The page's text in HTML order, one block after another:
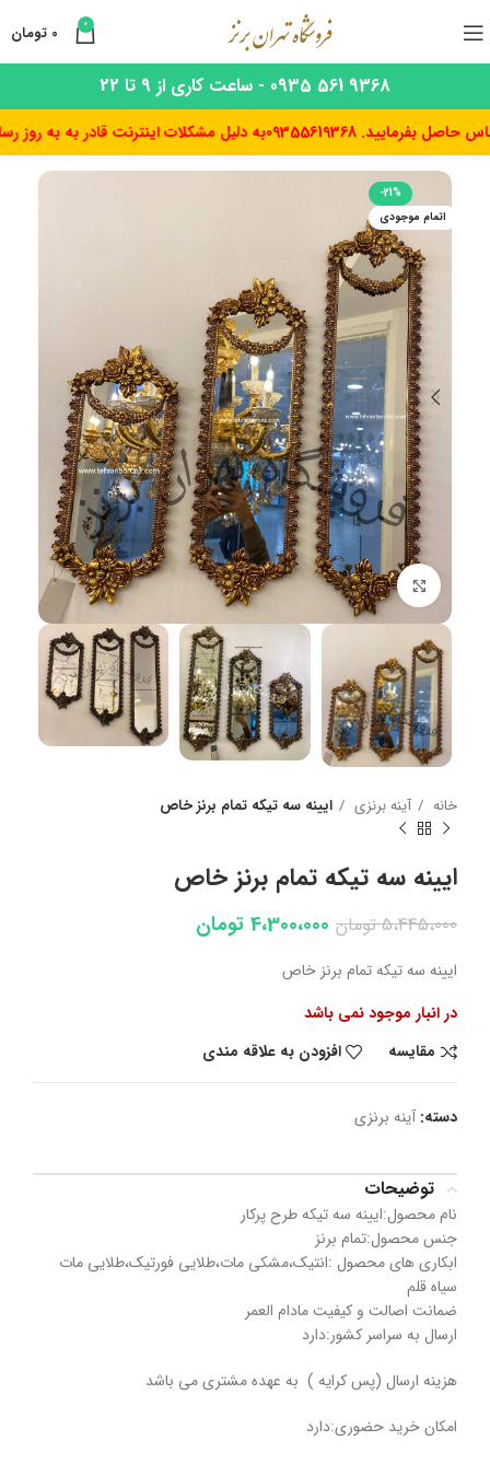
0
0 تومان
9368 561 0935 - ساعت کاری از 9 تا 22
به دلیل مشکلات اینترنت قادر به به روز 09355619368
-21%
اتمام موجودی
بزرگنمایی تصویر
خانه آینه برنزی ایینه سه تیکه تمام برنز خاص
ایینه سه تیکه تمام برنز خاص
5،445،000تومان 4،300،000 تومان
ایینه سه تیکه تمام برنز خاص
در انبار موجود نمی باشد
مقایسه
افزودن به علاقه مندی
دسته: آینه برنزی
توضیحات
نام محصول:ایینه سه تیکه طرح پرکار
جنس محصول:تمام برنز
ابکاری های محصول :انتیک،مشکی مات،طلایی فورتیک،طلایی مات
سیاه قلم
ضمانت اصالت و کیفیت مادام العمر
ارسال به سراسر کشور:دارد
هزینه ارسال (پس کرایه ) به عهده مشتری می باشد
امکان خرید حضوری:دارد